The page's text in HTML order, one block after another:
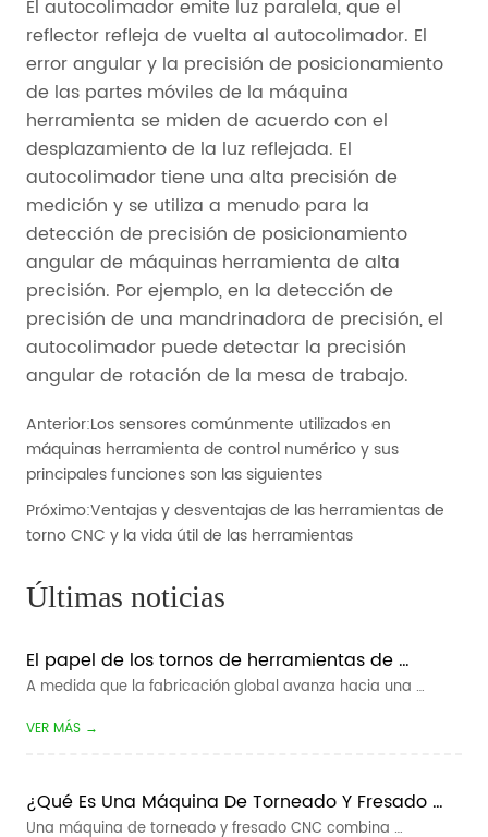
Anterior:Los sensores comúnmente utilizados en
máquinas herramienta de control numérico y sus
principales funciones son las siguientes
Próximo:Ventajas y desventajas de las herramientas de
torno CNC y la vida útil de las herramientas
Últimas noticias
El papel de los tornos de herramientas de
pandillas en la fabricación inteligente
A medida que la fabricación global avanza hacia una
producción más flexible, la fabricación inteligente se ha
mecanizado CNC. Para los fabric...
VER MÁS →
¿Qué Es Una Máquina De Torneado Y Fresado
CNC?
Una máquina de torneado y fresado CNC combina